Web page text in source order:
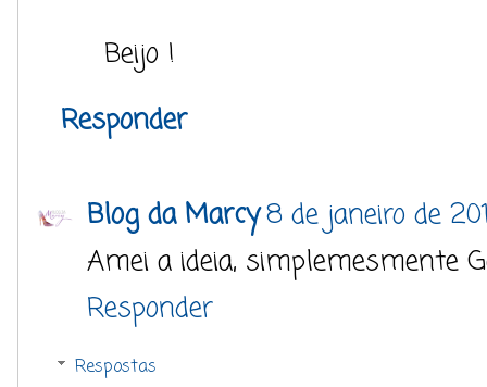
Beijo !
Responder
Blog da Marcy8 de janeiro de
Amei a ideia, simplemesmente
Responder
Respostas